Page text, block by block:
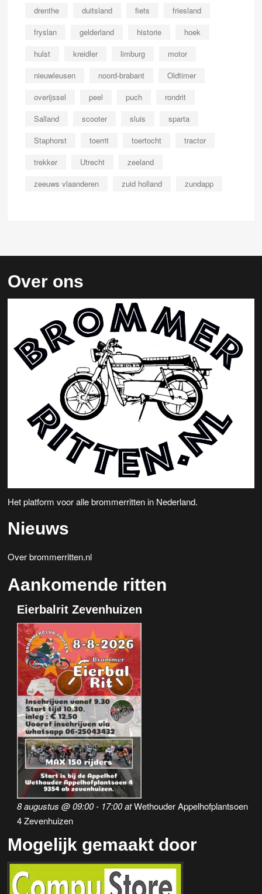
drenthe
duitsland fiets
friesland
fryslan
gelderland historie
hoek
hulst
kreidler limburg
motor
nieuwleusen
noord-brabant
Oldtimer
overijssel
peel puch
rondrit
Salland
scooter sluis
sparta
Staphorst
toerrit toertocht
tractor
trekker
Utrecht
zeeland
zeeuws vlaanderen
zuid holland zundapp
Over ons
Het platform voor alle brommerritten in Nederland.
Nieuws
Over brommerritten.nl
Aankomende ritten
Eierbalrit Zevenhuizen
8 augustus @ 09:00- 17:00atWethouder Appelhofplantsoen
4 Zevenhuizen
Mogelijk gemaakt door